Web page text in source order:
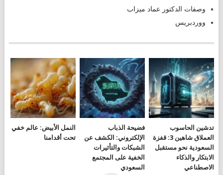
وصفات الدكتور عماد ميزاب
ووردبريس
تدشين الحاسوب
العملاق شاهين 3: قفزة
السعودية نحو مستقبل
الابتكار والذكاء
الاصطناعي
فضيحة الذباب
الإلكتروني: الكشف عن
الشبكات والتأثيرات
الخفية على المجتمع
السعودي
النمل الأبيض: عالم خفي
تحت أقدامنا